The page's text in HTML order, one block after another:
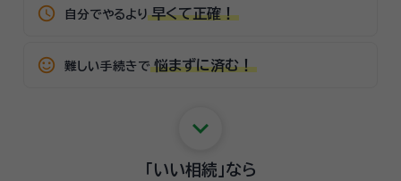
schedule 自分でやるより 早くて正確！
sentiment_satisfied_alt 難しい手続きで 悩まずに済む！
keyboard_arrow_down
「いい相続」なら